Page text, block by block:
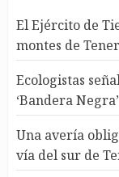
El Ejército de
montes de
Ecologistas
‘Bandera
Una avería
vía del sur de